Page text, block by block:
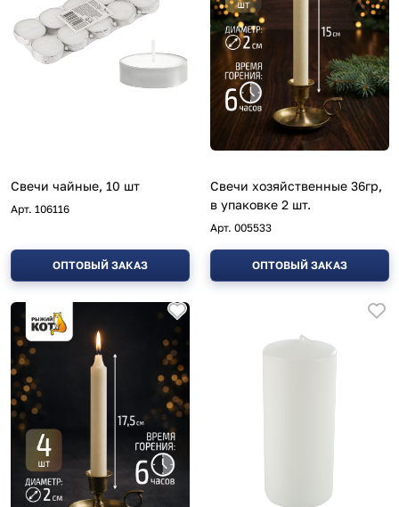
Свечи чайные, 10 шт
Арт. 106116
ОПТОВЫЙ ЗАКАЗ
Свечи хозяйственные 36гр,
в упаковке 2 шт.
Арт. 005533
ОПТОВЫЙ ЗАКАЗ